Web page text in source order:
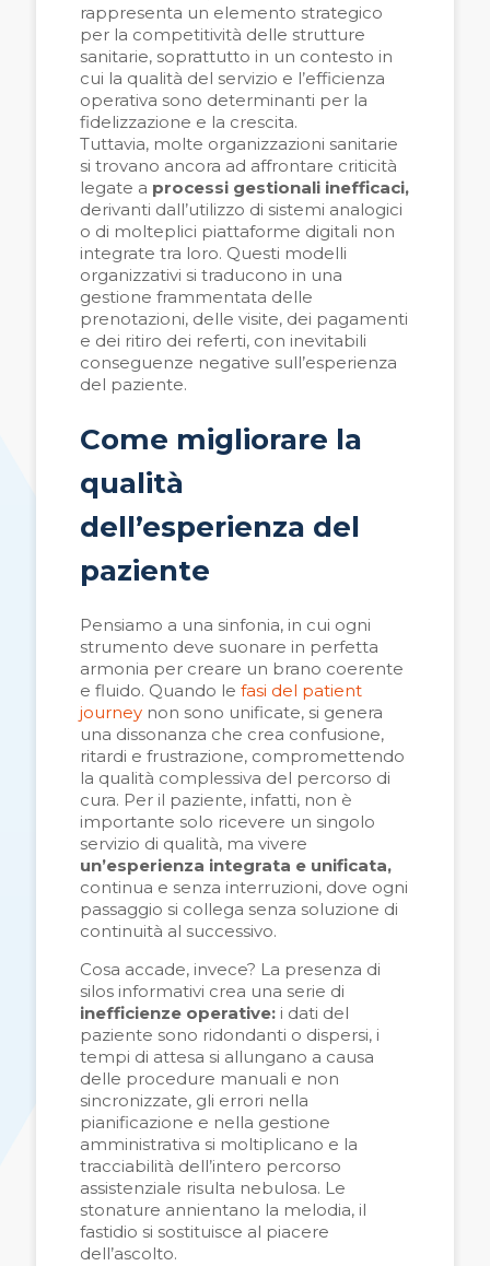
rappresenta un elemento strategico
per la competitività delle strutture
sanitarie, soprattutto in un contesto in
cui la qualità del servizio e l’efficienza
operativa sono determinanti per la
fidelizzazione e la crescita.
Tuttavia, molte organizzazioni sanitarie
si trovano ancora ad affrontare criticità
legate a processi gestionali inefficaci,
derivanti dall’utilizzo di sistemi analogici
o di molteplici piattaforme digitali non
integrate tra loro. Questi modelli
organizzativi si traducono in una
gestione frammentata delle
prenotazioni, delle visite, dei pagamenti
e dei ritiro dei referti, con inevitabili
conseguenze negative sull’esperienza
del paziente.
Come migliorare la
qualità
dell’esperienza del
paziente
Pensiamo a una sinfonia, in cui ogni
strumento deve suonare in perfetta
armonia per creare un brano coerente
e fluido. Quando le fasi del patient
journey non sono unificate, si genera
una dissonanza che crea confusione,
ritardi e frustrazione, compromettendo
la qualità complessiva del percorso di
cura. Per il paziente, infatti, non è
importante solo ricevere un singolo
servizio di qualità, ma vivere
un’esperienza integrata e unificata,
continua e senza interruzioni, dove ogni
passaggio si collega senza soluzione di
continuità al successivo.
Cosa accade, invece? La presenza di
silos informativi crea una serie di
inefficienze operative: i dati del
paziente sono ridondanti o dispersi, i
tempi di attesa si allungano a causa
delle procedure manuali e non
sincronizzate, gli errori nella
pianificazione e nella gestione
amministrativa si moltiplicano e la
tracciabilità dell’intero percorso
assistenziale risulta nebulosa. Le
stonature annientano la melodia, il
fastidio si sostituisce al piacere
dell’ascolto.